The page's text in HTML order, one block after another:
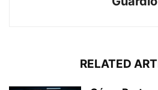
RELATED